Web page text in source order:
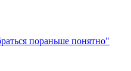
пораньше понятно"